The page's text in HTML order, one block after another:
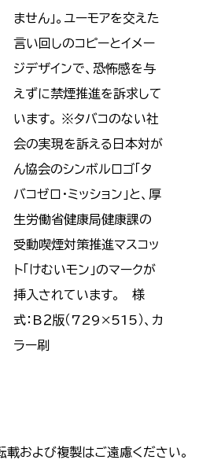
ません」。ユーモアを交えた
言い回しのコピーとイメー
ジデザインで、恐怖感を与
えずに禁煙推進を訴求して
います。 ※タバコのない社
会の実現を訴える日本対が
ん協会のシンボルロゴ「タ
バコゼロ・ミッション」と、厚
生労働省健康局健康課の
受動喫煙対策推進マスコッ
ト「けむいモン」のマークが
挿入されています。 様
式：B２版（729×515）、カ
ラー刷
および複製はご遠慮ください。